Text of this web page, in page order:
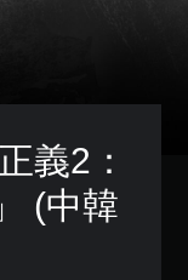
義2：
(中韓